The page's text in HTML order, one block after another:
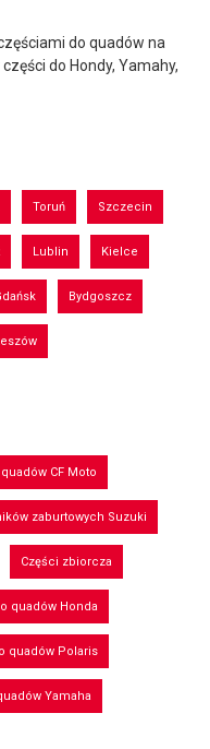
do quadów na
do Hondy, Yamahy,
Toruń Szczecin
Lublin Kielce
Bydgoszcz
CF Moto
zaburtowych Suzuki
Części zbiorcza
quadów Honda
quadów Polaris
Yamaha